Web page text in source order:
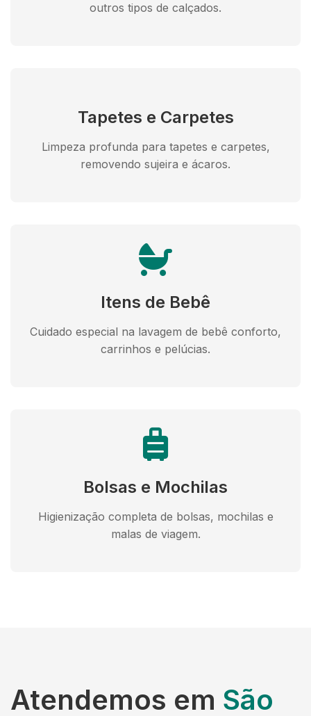
outros tipos de calçados.
Tapetes e Carpetes
Limpeza profunda para tapetes e carpetes,
removendo sujeira e ácaros.
Itens de Bebê
Cuidado especial na lavagem de bebê conforto,
carrinhos e pelúcias.
Bolsas e Mochilas
Higienização completa de bolsas, mochilas e
malas de viagem.
Atendemos em São